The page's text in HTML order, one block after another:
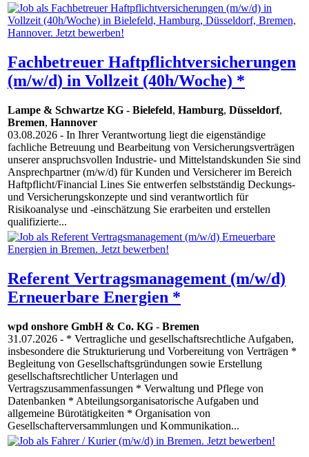
Fachbetreuer Haftpflichtversicherungen
(m/w/d) in Vollzeit (40h/Woche) *
Lampe & Schwartze KG - Bielefeld, Hamburg, Düsseldorf,
Bremen, Hannover
03.08.2026 - In Ihrer Verantwortung liegt die eigenständige
fachliche Betreuung und Bearbeitung von Versicherungsverträgen
unserer anspruchsvollen Industrie- und Mittelstandskunden Sie sind
Ansprechpartner (m/w/d) für Kunden und Versicherer im Bereich
Haftpflicht/Financial Lines Sie entwerfen selbstständig Deckungs-
und Versicherungskonzepte und sind verantwortlich für
Risikoanalyse und -einschätzung Sie erarbeiten und erstellen
qualifizierte...
Referent Vertragsmanagement (m/w/d)
Erneuerbare Energien *
wpd onshore GmbH & Co. KG - Bremen
31.07.2026 - * Vertragliche und gesellschaftsrechtliche Aufgaben,
insbesondere die Strukturierung und Vorbereitung von Verträgen *
Begleitung von Gesellschaftsgründungen sowie Erstellung
gesellschaftsrechtlicher Unterlagen und
Vertragszusammenfassungen * Verwaltung und Pflege von
Datenbanken * Abteilungsorganisatorische Aufgaben und
allgemeine Bürotätigkeiten * Organisation von
Gesellschafterversammlungen und Kommunikation...